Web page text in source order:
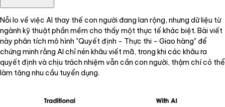
Nỗi lo về việc AI thay thế con người đang lan rộng, nhưng dữ liệu từ
ngành kỹ thuật phần mềm cho thấy một thực tế khác biệt. Bài viết
này phân tích mô hình "Quyết định - Thực thi - Giao hàng" để
chứng minh rằng AI chỉ nén khâu viết mã, trong khi các khâu ra
quyết định và chịu trách nhiệm vẫn cần con người, thậm chí có thể
làm tăng nhu cầu tuyển dụng.